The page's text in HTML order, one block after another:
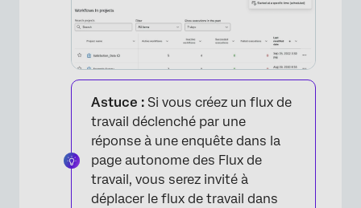
Astuce : Si vous créez un flux de
travail déclenché par une
réponse à une enquête dans la
page autonome des Flux de
travail, vous serez invité à
déplacer le flux de travail dans